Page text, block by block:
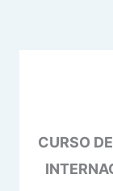
CURSO